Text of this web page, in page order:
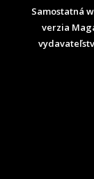
Samostatná
verzia